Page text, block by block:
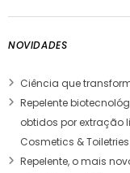
NOVIDADES
Ciência que
Repelente
obtidos por extração
Cosmetics &
Repelente, o mais